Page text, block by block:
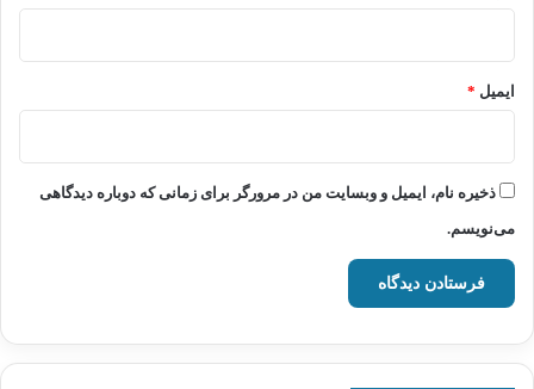
ایمیل *
ذخیره نام، ایمیل و وبسایت من در مرورگر برای زمانی که دوباره دیدگاهی
می‌نویسم.